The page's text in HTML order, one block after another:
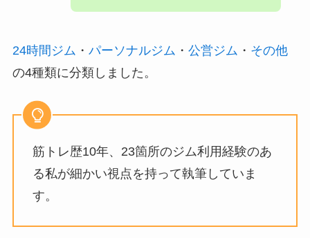
24時間ジム ・ パーソナルジム ・ 公営ジム ・ その他
の4種類に分類しました。
筋トレ歴10年、23箇所のジム利用経験のあ
る私が細かい視点を持って執筆していま
す。